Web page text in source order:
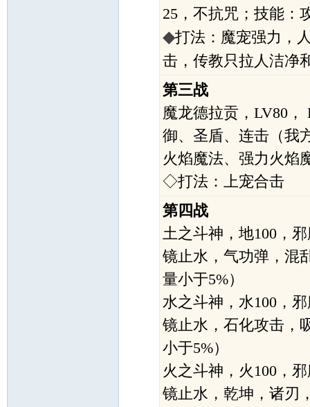
25，不抗咒；技能：
◆打法：魔宠强力，
击，传教只拉人洁净
第三战
魔龙德拉贡，LV80，
御、圣盾、连击（我
火焰魔法、强力火焰
◇打法：上宠合击
第四战
土之斗神，地100，
镜止水，气功弹，混
量小于5%）
水之斗神，水100，
镜止水，石化攻击，
小于5%）
火之斗神，火100，
镜止水，乾坤，诸刃